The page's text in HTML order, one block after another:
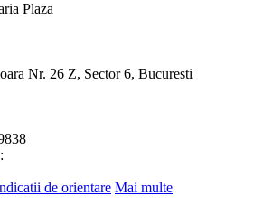
Plaza
Nr. 26 Z, Sector 6, Bucuresti
de orientare Mai multe